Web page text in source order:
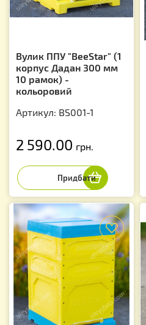
Вулик ППУ "BeeStar" (1
корпус Дадан 300 мм
10 рамок) -
кольоровий
Артикул: BS001-1
2 590.00 грн.